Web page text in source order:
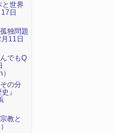
と世界
日
独問題
11日
でもQ
の分
』
教と